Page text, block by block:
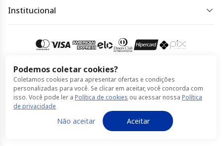
Podemos coletar cookies?
Coletamos cookies para apresentar ofertas e condições
personalizadas para você. Se clicar em aceitar, você concorda com
isso. Você pode ler aPolítica de cookies ou acessar nossaPolítica
de privacidade
Não aceitar Aceitar
Sábado, domingo e feriado das 09h às 18h.
atendimento
Institucional
Regulamento de ofertas
Política de Cookies
Termos de Uso
Compra 100% segura
© Itaú feito por ClickBus 2026
Política de Cookies Termos de Uso